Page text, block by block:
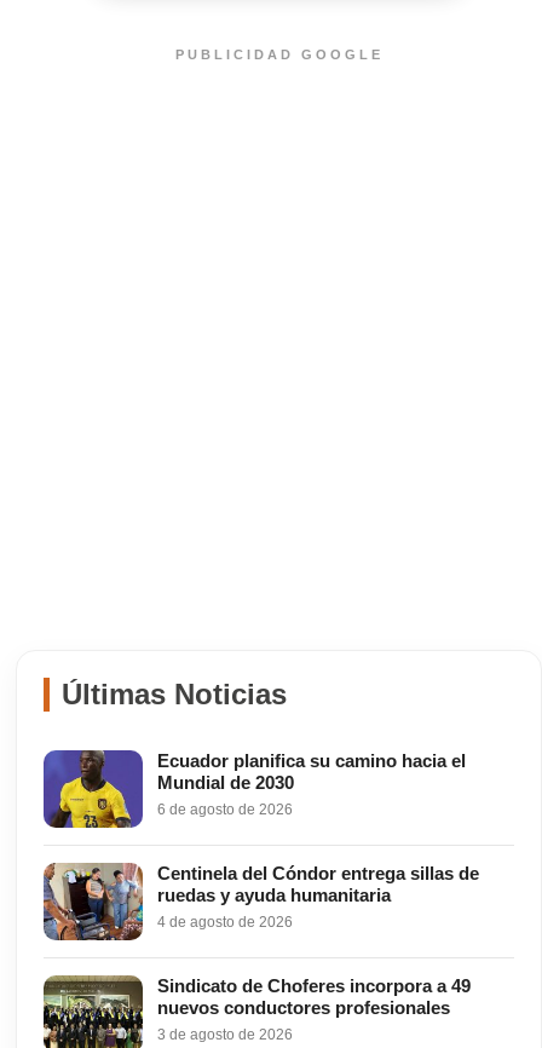
PUBLICIDAD GOOGLE
Últimas Noticias
Ecuador planifica su camino hacia el
Mundial de 2030
6 de agosto de 2026
Centinela del Cóndor entrega sillas de
ruedas y ayuda humanitaria
4 de agosto de 2026
Sindicato de Choferes incorpora a 49
nuevos conductores profesionales
3 de agosto de 2026